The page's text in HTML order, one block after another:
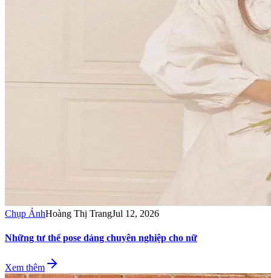
Chụp ẢnhHoàng Thị TrangJul 12, 2026
Những tư thế pose dáng chuyên nghiệp cho nữ
Xem thêm